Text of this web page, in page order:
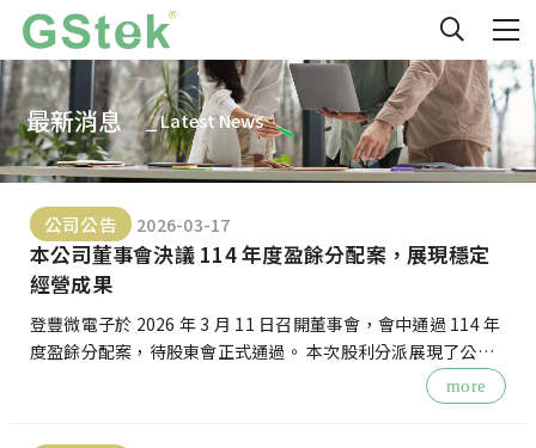
最新消息 ⎯ Latest News
公司公告 2026-03-17
本公司董事會決議 114 年度盈餘分配案，展現穩定
經營成果
登豐微電子於 2026 年 3 月 11 日召開董事會，會中通過 114 年
度盈餘分配案，待股東會正式通過。 本次股利分派展現了公司
在過去一年營運的穩健成果與獲利能力， 詳細分配金額與除
more